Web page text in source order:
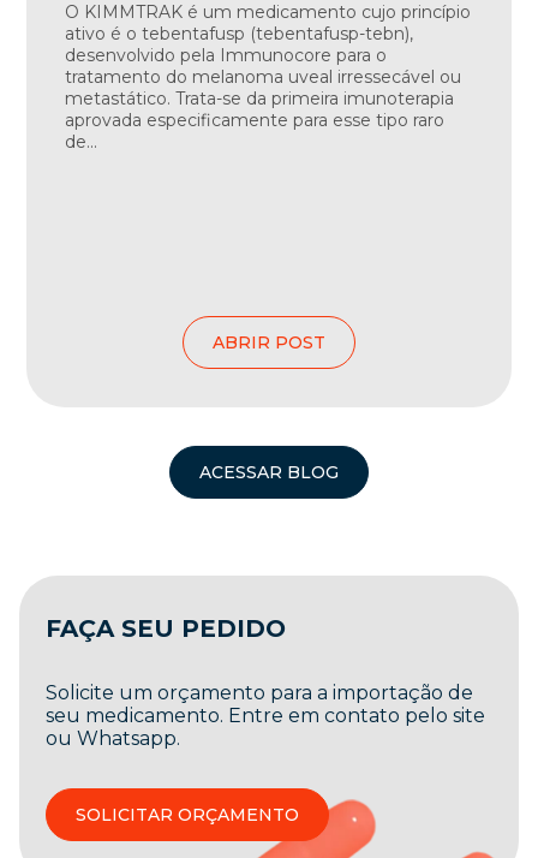
O KIMMTRAK é um medicamento cujo princípio
ativo é o tebentafusp (tebentafusp-tebn),
desenvolvido pela Immunocore para o
tratamento do melanoma uveal irressecável ou
metastático. Trata-se da primeira imunoterapia
aprovada especificamente para esse tipo raro
de...
ABRIR POST
ACESSAR BLOG
FAÇA SEU PEDIDO
Solicite um orçamento para a importação de
seu medicamento. Entre em contato pelo site
ou Whatsapp.
SOLICITAR ORÇAMENTO